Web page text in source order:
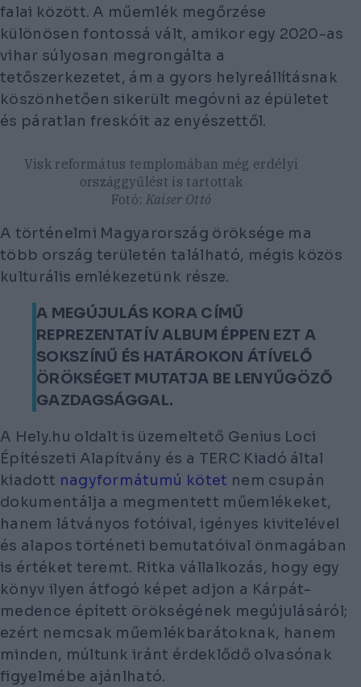
falai között. A műemlék megőrzése
különösen fontossá vált, amikor egy 2020-as
vihar súlyosan megrongálta a
tetőszerkezetet, ám a gyors helyreállításnak
köszönhetően sikerült megóvni az épületet
és páratlan freskóit az enyészettől.
Visk református templomában még erdélyi
országgyűlést is tartottak
Fotó: Kaiser Ottó
A történelmi Magyarország öröksége ma
több ország területén található, mégis közös
kulturális emlékezetünk része.
A MEGÚJULÁS KORA CÍMŰ
REPREZENTATÍV ALBUM ÉPPEN EZT A
SOKSZÍNŰ ÉS HATÁROKON ÁTÍVELŐ
ÖRÖKSÉGET MUTATJA BE LENYŰGÖZŐ
GAZDAGSÁGGAL.
A Hely.hu oldalt is üzemeltető Genius Loci
Építészeti Alapítvány és a TERC Kiadó által
kiadott nagyformátumú kötet nem csupán
dokumentálja a megmentett műemlékeket,
hanem látványos fotóival, igényes kivitelével
és alapos történeti bemutatóival önmagában
is értéket teremt. Ritka vállalkozás, hogy egy
könyv ilyen átfogó képet adjon a Kárpát-
medence épített örökségének megújulásáról;
ezért nemcsak műemlékbarátoknak, hanem
minden, múltunk iránt érdeklődő olvasónak
figyelmébe ajánlható.